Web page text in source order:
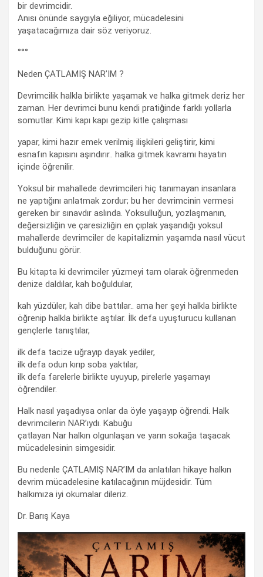
bir devrimcidir.
Anısı önünde saygıyla eğiliyor, mücadelesini
yaşatacağımıza dair söz veriyoruz.
°°°
Neden ÇATLAMIŞ NAR’IM ?
Devrimcilik halkla birlikte yaşamak ve halka gitmek deriz her
zaman. Her devrimci bunu kendi pratiğinde farklı yollarla
somutlar. Kimi kapı kapı gezip kitle çalışması
yapar, kimi hazır emek verilmiş ilişkileri geliştirir, kimi
esnafın kapısını aşındırır.. halka gitmek kavramı hayatın
içinde öğrenilir.
Yoksul bir mahallede devrimcileri hiç tanımayan insanlara
ne yaptığını anlatmak zordur; bu her devrimcinin vermesi
gereken bir sınavdır aslında. Yoksulluğun, yozlaşmanın,
değersizliğin ve çaresizliğin en çıplak yaşandığı yoksul
mahallerde devrimciler de kapitalizmin yaşamda nasıl vücut
bulduğunu görür.
Bu kitapta ki devrimciler yüzmeyi tam olarak öğrenmeden
denize daldılar, kah boğuldular,
kah yüzdüler, kah dibe battılar.. ama her şeyi halkla birlikte
öğrenip halkla birlikte aştılar. İlk defa uyuşturucu kullanan
gençlerle tanıştılar,
ilk defa tacize uğrayıp dayak yediler,
ilk defa odun kırıp soba yaktılar,
ilk defa farelerle birlikte uyuyup, pirelerle yaşamayı
öğrendiler.
Halk nasıl yaşadıysa onlar da öyle yaşayıp öğrendi. Halk
devrimcilerin NAR’ıydı. Kabuğu
çatlayan Nar halkın olgunlaşan ve yarın sokağa taşacak
mücadelesinin simgesidir.
Bu nedenle ÇATLAMIŞ NAR’IM da anlatılan hikaye halkın
devrim mücadelesine katılacağının müjdesidir. Tüm
halkımıza iyi okumalar dileriz.
Dr. Barış Kaya